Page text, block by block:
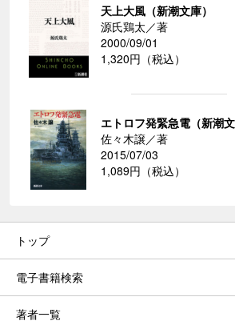
天上大風（新潮文庫）
源氏鶏太／著
2000/09/01
1,320円（税込）
エトロフ発緊急電（新潮文
佐々木譲／著
2015/07/03
1,089円（税込）
トップ
電子書籍検索
著者一覧